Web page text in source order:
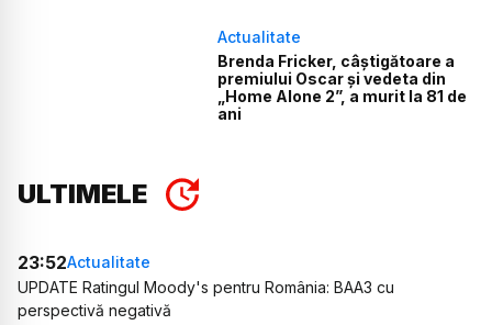
Actualitate
Brenda Fricker, câștigătoare a
premiului Oscar și vedeta din
„Home Alone 2”, a murit la 81 de
ani
ULTIMELE
23:52Actualitate
UPDATE Ratingul Moody's pentru România: BAA3 cu
perspectivă negativă